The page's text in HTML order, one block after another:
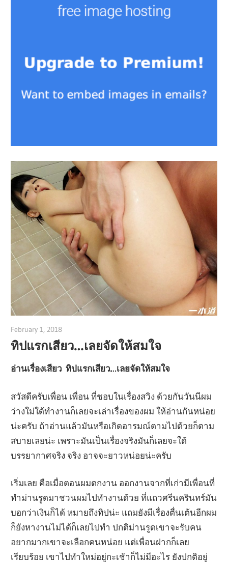
February 1, 2018
ทิปแรกเสียว…เลยจัดให้สมใจ
อ่านเรื่องเสียว ทิปแรกเสียว…เลยจัดให้สมใจ
สวัสดีครับเพื่อน เพื่อน ที่ชอบในเรื่องสวิง ด้วยกันวันนีผม
ว่างใม่ใด้ทำงานก็เลยจะเล่าเรื่องของผม ให้อ่านกันหน่อย
น่ะครับ ถ้าอ่านแล้วมันหรือเกิดอารมณ์ตามไปด้วยก็ตาม
สบายเลยน่ะ เพราะมันเป็นเรื่องจริงมันก็เลยจะใด้
บรรยากาศจริง จริง อาจจะยาวหน่อยน่ะครับ
เริ่มเลย คือเมื่อตอนผมตกงาน ออกงานจากที่เก่ามีเพื่อนที่
ทำม่านรูดมาชวนผมไปทำงานด้วย ที่แถวศรีนครินทร์มัน
บอกว่าเงินก็ได้ หมายถึงทิปน่ะ แถมยังมีเรื่องตื่นเต้นอีกผม
ก็ยังหางานไม่ได้ก็เลยไปทำ ปกติม่านรูดเขาจะรับคน
อยากมากเขาจะเลือกคนหน่อย แต่เพื่อนฝากก็เลย
เรียบร้อย เขาไปทำใหม่อยู่กะเช้าก็ไม่มีอะไร ยังปกติอยู่